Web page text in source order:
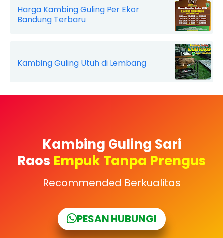
Harga Kambing Guling Per Ekor
Bandung Terbaru
Kambing Guling Utuh di Lembang
Kambing Guling Sari
Raos Empuk Tanpa Prengus
Recommended Berkualitas
PESAN HUBUNGI